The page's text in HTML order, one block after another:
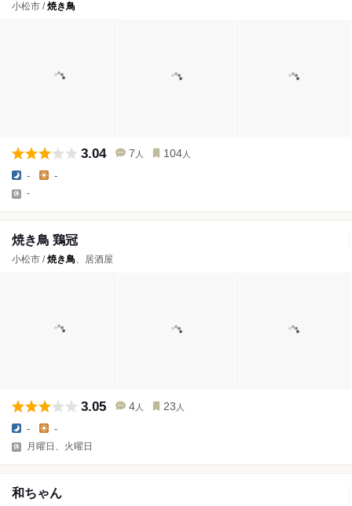
小松市 /焼き鳥
3.04 7 人 104 人
- -
-
焼き鳥 鶏冠
小松市 /焼き鳥、居酒屋
3.05 4 人 23 人
- -
月曜日、火曜日
和ちゃん